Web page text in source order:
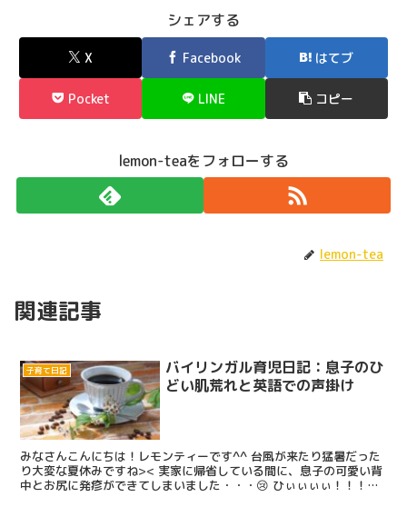
シェアする
X Facebook はてブ
Pocket LINE コピー
lemon-teaをフォローする
lemon-tea
関連記事
子育て日記
バイリンガル育児日記：息子のひ
どい肌荒れと英語での声掛け
みなさんこんにちは！レモンティーです^^ 台風が来たり猛暑だった
り大変な夏休みですね>< 実家に帰省している間に、息子の可愛い背
中とお尻に発疹ができてしまいました・・・😢 ひぃぃぃぃ！！！！